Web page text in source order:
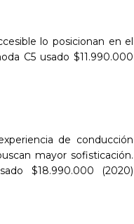
lo posicionan en el
C5 usado $11.990.000
de conducción
mayor sofisticación.
$18.990.000 (2020)